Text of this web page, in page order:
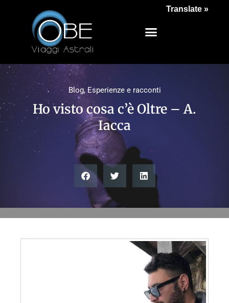
Blog, Esperienze e racconti
Ho visto cosa c’è Oltre – A.
Iacca
Translate »